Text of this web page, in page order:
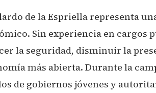
de la Espriella representa
Sin experiencia en cargos
la seguridad, disminuir la
más abierta. Durante la
de gobiernos jóvenes y